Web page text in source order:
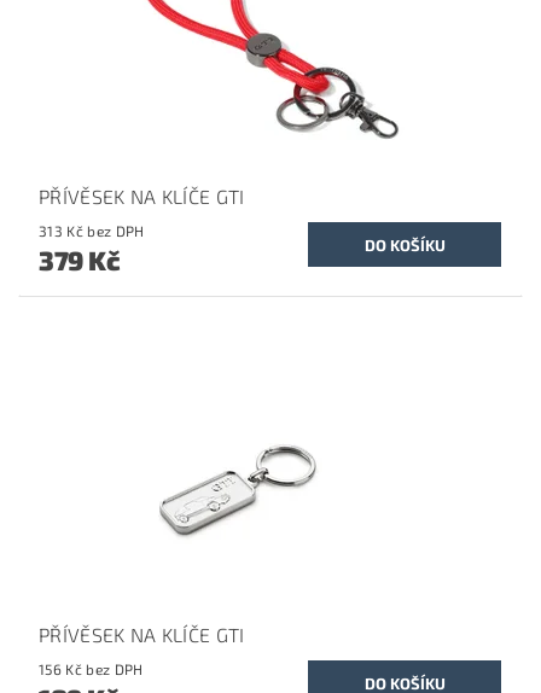
PŘÍVĚSEK NA KLÍČE GTI
313 Kč bez DPH
379 Kč
PŘÍVĚSEK NA KLÍČE GTI
156 Kč bez DPH